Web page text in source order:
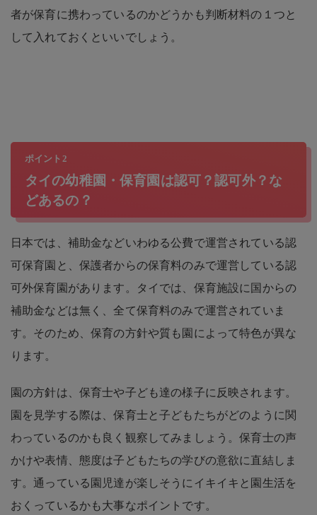
者が保育に携わっているのかどうかも判断材料の１つと
して入れておくといいでしょう。
ポイント2
タイの幼稚園・保育園は認可？認可外？な
どあるの？
日本では、補助金などいわゆる公費で運営されている認
可保育園と、保護者からの保育料のみで運営している認
可外保育園があります。タイでは、保育施設に国からの
補助金などは無く、全て保育料のみで運営されていま
す。そのため、保育の方針や質も園によって特色が異な
ります。
園の方針は、保育士や子ども達の様子に反映されます。
園を見学する際は、保育士と子どもたちがどのように関
わっているのかも良く観察してみましょう。保育士の声
かけや表情、態度は子どもたちの学びの意欲に直結しま
す。通っている園児達が楽しそうにイキイキと園生活を
おくっているかも大事なポイントです。